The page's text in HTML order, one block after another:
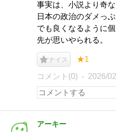
事実は、小説より奇
日本の政治のダメっ
でも良くなるように
先が思いやられる。
ナイス ★1
コメント(0) 2026/
アーキー